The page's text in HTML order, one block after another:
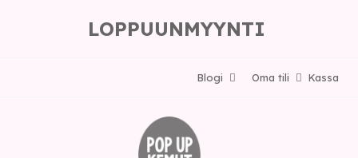
LOPPUUNMYYNTI
Kassa
Oma tili
Blogi